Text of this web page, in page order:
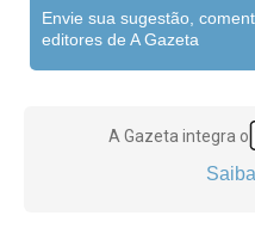
Envie sua sugestão,
editores de A Gazeta
A Gazeta integra o